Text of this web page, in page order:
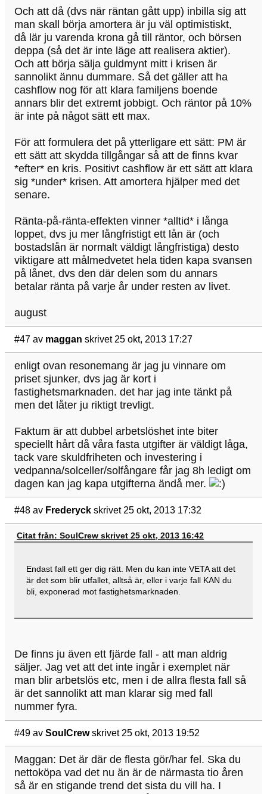
Och att då (dvs när räntan gått upp) inbilla sig att
man skall börja amortera är ju väl optimistiskt,
då lär ju varenda krona gå till räntor, och börsen
deppa (så det är inte läge att realisera aktier).
Och att börja sälja guldmynt mitt i krisen är
sannolikt ännu dummare. Så det gäller att ha
cashflow nog för att klara familjens boende
annars blir det extremt jobbigt. Och räntor på 10%
är inte på något sätt ett max.
För att formulera det på ytterligare ett sätt: PM är
ett sätt att skydda tillgångar så att de finns kvar
*efter* en kris. Positivt cashflow är ett sätt att klara
sig *under* krisen. Att amortera hjälper med det
senare.
Ränta-på-ränta-effekten vinner *alltid* i långa
loppet, dvs ju mer långfristigt ett lån är (och
bostadslån är normalt väldigt långfristiga) desto
viktigare att målmedvetet hela tiden kapa svansen
på lånet, dvs den där delen som du annars
betalar ränta på varje år under resten av livet.
august
#47 av maggan skrivet 25 okt, 2013 17:27
enligt ovan resonemang är jag ju vinnare om
priset sjunker, dvs jag är kort i
fastighetsmarknaden. det har jag inte tänkt på
men det låter ju riktigt trevligt.
Faktum är att dubbel arbetslöshet inte biter
speciellt hårt då våra fasta utgifter är väldigt låga,
tack vare skuldfriheten och investering i
vedpanna/solceller/solfångare får jag 8h ledigt om
dagen kan jag kapa utgifterna ändå mer.
#48 av Frederyck skrivet 25 okt, 2013 17:32
Citat från: SoulCrew skrivet 25 okt, 2013 16:42
Endast fall ett ger dig rätt. Men du kan inte VETA att det
är det som blir utfallet, alltså är, eller i varje fall KAN du
bli, exponerad mot fastighetsmarknaden.
De finns ju även ett fjärde fall - att man aldrig
säljer. Jag vet att det inte ingår i exemplet när
man blir arbetslös etc, men i de allra flesta fall så
är det sannolikt att man klarar sig med fall
nummer fyra.
#49 av SoulCrew skrivet 25 okt, 2013 19:52
Maggan: Det är där de flesta gör/har fel. Ska du
nettoköpa vad det nu än är de närmasta tio åren
så är en stigande trend det sista du vill ha. I